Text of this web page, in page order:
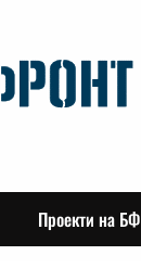
Проекти на БФ